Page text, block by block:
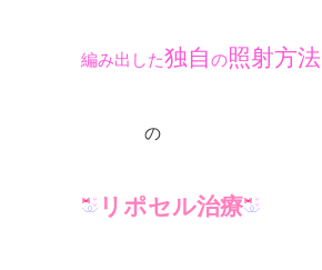
編み出した独自の照射方法
の
リポセル治療